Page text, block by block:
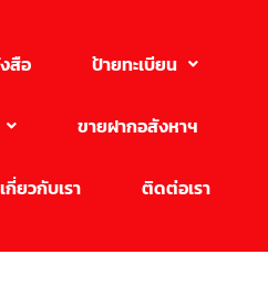
สือ ป้ายทะเบียน
ขายฝากอสังหาฯ
เกี่ยวกับเรา ติดต่อเรา